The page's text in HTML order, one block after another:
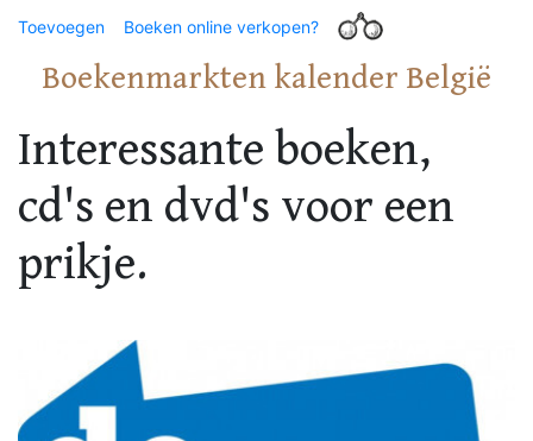
Toevoegen Boeken online verkopen?
Boekenmarkten kalender België
Interessante boeken,
cd's en dvd's voor een
prikje.